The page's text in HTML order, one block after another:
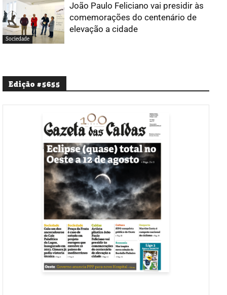
Sociedade
João Paulo Feliciano vai presidir às
comemorações do centenário de
elevação a cidade
Edição #5655